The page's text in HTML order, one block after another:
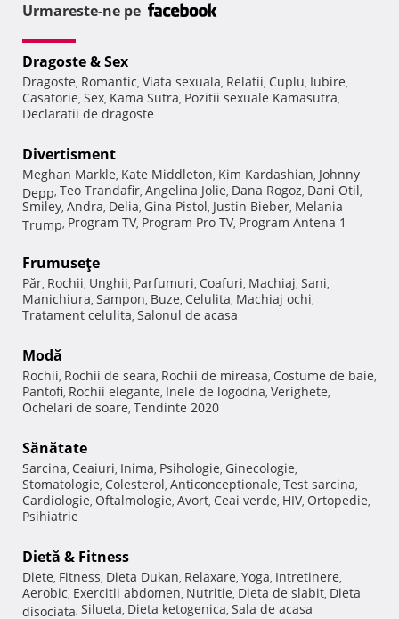
Urmareste-ne pe
Dragoste & Sex
Dragoste, Romantic, Viata sexuala, Relatii, Cuplu, Iubire,
Casatorie, Sex, Kama Sutra, Pozitii sexuale Kamasutra,
Declaratii de dragoste
Divertisment
Meghan Markle, Kate Middleton, Kim Kardashian, Johnny
Depp, Teo Trandafir, Angelina Jolie, Dana Rogoz, Dani Otil,
Smiley, Andra, Delia, Gina Pistol, Justin Bieber, Melania
Trump, Program TV, Program Pro TV, Program Antena 1
Frumuseţe
Păr, Rochii, Unghii, Parfumuri, Coafuri, Machiaj, Sani,
Manichiura, Sampon, Buze, Celulita, Machiaj ochi,
Tratament celulita, Salonul de acasa
Modă
Rochii, Rochii de seara, Rochii de mireasa, Costume de baie,
Pantofi, Rochii elegante, Inele de logodna, Verighete,
Ochelari de soare, Tendinte 2020
Sănătate
Sarcina, Ceaiuri, Inima, Psihologie, Ginecologie,
Stomatologie, Colesterol, Anticonceptionale, Test sarcina,
Cardiologie, Oftalmologie, Avort, Ceai verde, HIV, Ortopedie,
Psihiatrie
Dietă & Fitness
Diete, Fitness, Dieta Dukan, Relaxare, Yoga, Intretinere,
Aerobic, Exercitii abdomen, Nutritie, Dieta de slabit, Dieta
disociata, Silueta, Dieta ketogenica, Sala de acasa